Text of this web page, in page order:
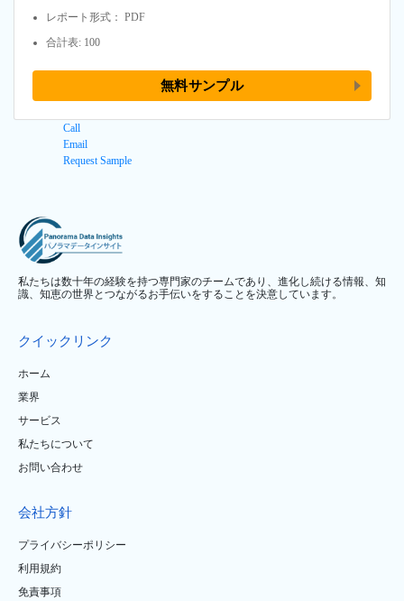
レポート形式： PDF
合計表: 100
無料サンプル
Call
Email
Request Sample
私たちは数十年の経験を持つ専門家のチームであり、進化し続ける情報、知
識、知恵の世界とつながるお手伝いをすることを決意しています。
クイックリンク
ホーム
業界
サービス
私たちについて
お問い合わせ
会社方針
プライバシーポリシー
利用規約
免責事項